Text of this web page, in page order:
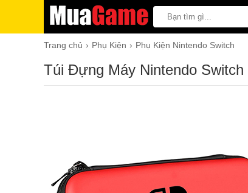
Trang chủ Phụ Kiện Phụ Kiện Nintendo Switch
Túi Đựng Máy Nintendo Switch